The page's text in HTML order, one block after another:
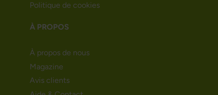
Politique de cookies
À PROPOS
À propos de nous
Magazine
Avis clients